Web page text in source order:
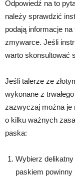
Odpowiedź na to
należy sprawdzić
podają informacje
zmywarce. Jeśli
warto skonsultować
Jeśli talerze ze
wykonane z
zazwyczaj można je
o kilku ważnych
paska:
Wybierz
paskiem